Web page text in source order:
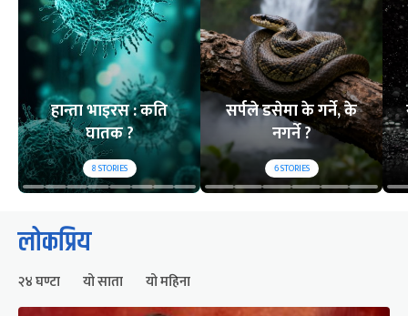
हान्ता भाइरस : कति
घातक ?
8STORIES
सर्पले डसेमा के गर्ने, के
नगर्ने ?
6STORIES
लोकप्रिय
२४ घण्टा यो साता यो महिना